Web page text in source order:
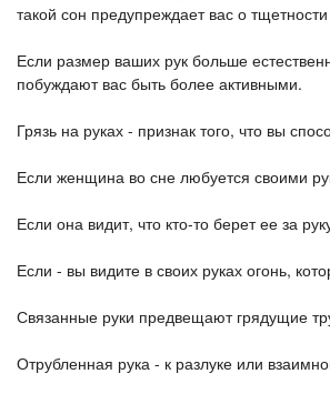
такой сон предупреждает вас о
Если размер ваших рук больше
побуждают вас быть более активными.
Грязь на руках - признак того, что вы
Если женщина во сне любуется своими
Если она видит, что кто-то берет ее за
Если - вы видите в своих руках огонь,
Связанные руки предвещают грядущие
Отрубленная рука - к разлуке или